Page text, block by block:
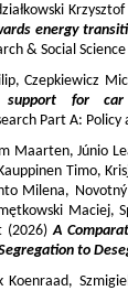
energy
& Social
Czepkiewicz
support for
Part A:
Maarten, Júnio
Timo,
Milena,
Maciej,
(2026)A
to
Koenraad,